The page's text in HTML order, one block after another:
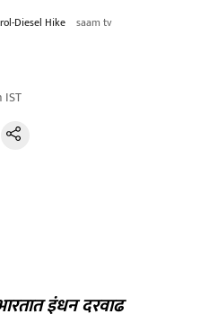
Diesel Hike saam tv
IST
इंधन दरवाढ